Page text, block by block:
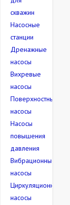
скважин
Насосные
станции
Дренажные
насосы
Вихревые
насосы
Поверхностные
насосы
Насосы
повышения
давления
Вибрационные
насосы
Циркуляционные
насосы